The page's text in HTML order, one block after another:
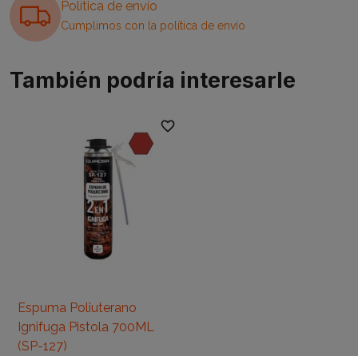
Política de envío
Cumplimos con la política de envío
También podría interesarle
favorite_border
Espuma Poliuterano
Ignifuga Pistola 700ML
(SP-127)